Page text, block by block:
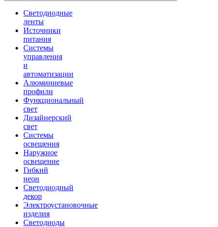
Светодиодные
ленты
Источники
питания
Системы
управления
и
автоматизации
Алюминиевые
профили
Функциональный
свет
Дизайнерский
свет
Системы
освещения
Наружное
освещение
Гибкий
неон
Светодиодный
декор
Электроустановочные
изделия
Светодиоды